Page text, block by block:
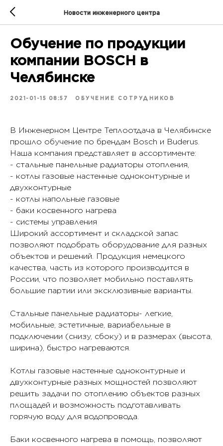
Новости инженерного центра
Обучение по продукции
компании BOSCH в
Челябинске
2021-01-15 08:57 ОБУЧЕНИЕ СОТРУДНИКОВ
В Инженерном Центре Теплоотдача в Челябинске
прошло обучение по брендам Bosch и Buderus.
Наша компания представляет в ассортименте:
- стальные панельные радиаторы отопления,
- котлы газовые настенные одноконтурные и
двухконтурные
- котлы напольные газовые
- баки косвенного нагрева
- системы управления
Широкий ассортимент и складской запас
позволяют подобрать оборудование для разных
объектов и решений. Продукция немецкого
качества, часть из которого производится в
России, что позволяет мобильно поставлять
большие партии или эксклюзивные варианты.
Стальные панельные радиаторы- легкие,
мобильные, эстетичные, вариабельные в
подключении (снизу, сбоку) и в размерах (высота,
ширина), быстро нагреваются.
Котлы газовые настенные одноконтурные и
двухконтурные разных мощностей позволяют
решить задачи по отоплению объектов разных
площадей и возможность подготавливать
горячую воду для водопровода.
Баки косвенного нагрева в помощь, позволяют